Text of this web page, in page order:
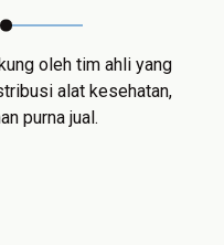
oleh tim ahli yang
alat kesehatan,
purna jual.